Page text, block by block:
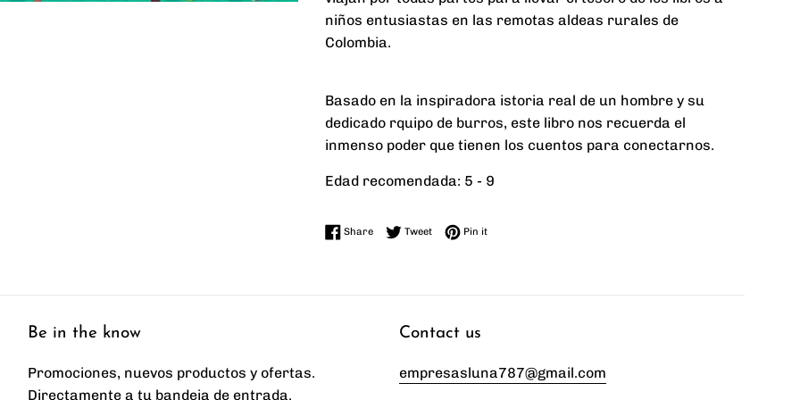
niños entusiastas en las remotas aldeas rurales de
Colombia.
Basado en la inspiradora istoria real de un hombre y su
dedicado rquipo de burros, este libro nos recuerda el
inmenso poder que tienen los cuentos para conectarnos.
Edad recomendada: 5 - 9
ShareShare on Facebook
TweetTweet on Twitter
Pin itPin on Pinterest
Be in the know
Promociones, nuevos productos y ofertas.
Directamente a tu bandeja de entrada.
Contact us
empresasluna787@gmail.com